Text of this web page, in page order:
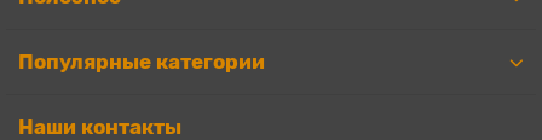
Популярные категории
Наши контакты